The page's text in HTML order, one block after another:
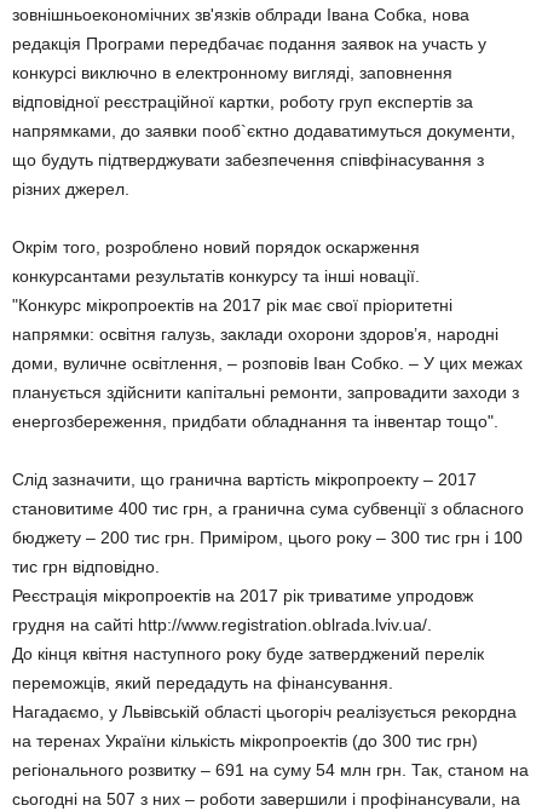
зовнішньоекономічних зв'язків облради Івана Собка, нова
редакція Програми передбачає подання заявок на участь у
конкурсі виключно в електронному вигляді, заповнення
відповідної реєстраційної картки, роботу груп експертів за
напрямками, до заявки пооб`єктно додаватимуться документи,
що будуть підтверджувати забезпечення співфінасування з
різних джерел.
Окрім того, розроблено новий порядок оскарження
конкурсантами результатів конкурсу та інші новації.
"Конкурс мікропроектів на 2017 рік має свої пріоритетні
напрямки: освітня галузь, заклади охорони здоров’я, народні
доми, вуличне освітлення, – розповів Іван Собко. – У цих межах
планується здійснити капітальні ремонти, запровадити заходи з
енергозбереження, придбати обладнання та інвентар тощо".
Слід зазначити, що гранична вартість мікропроекту – 2017
становитиме 400 тис грн, а гранична сума субвенції з обласного
бюджету – 200 тис грн. Приміром, цього року – 300 тис грн і 100
тис грн відповідно.
Реєстрація мікропроектів на 2017 рік триватиме упродовж
грудня на сайті http://www.registration.oblrada.lviv.ua/.
До кінця квітня наступного року буде затверджений перелік
переможців, який передадуть на фінансування.
Нагадаємо, у Львівській області цьогоріч реалізується рекордна
на теренах України кількість мікропроектів (до 300 тис грн)
регіонального розвитку – 691 на суму 54 млн грн. Так, станом на
сьогодні на 507 з них – роботи завершили і профінансували, на